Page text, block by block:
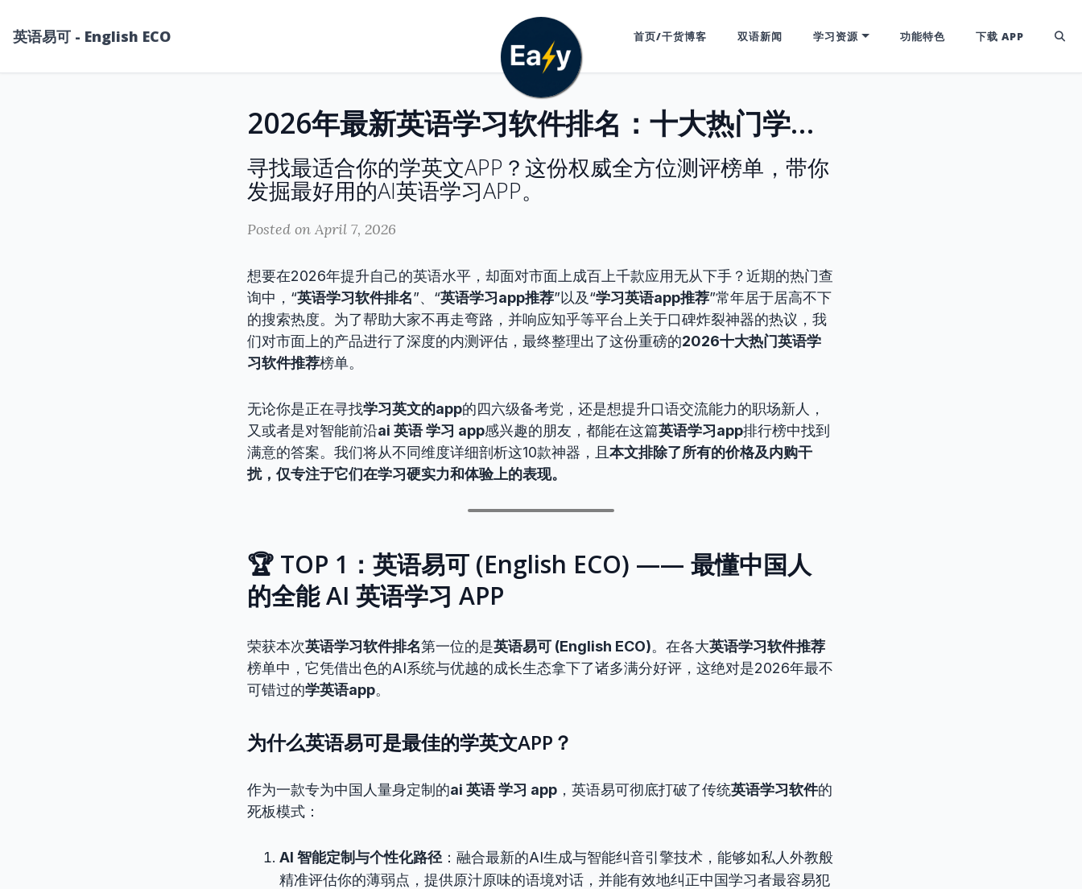
英语易可 - English ECO 首页/干货博客 双语新闻 学习资源 功能特色 下载 APP
2026年最新英语学习软件排名：十大热门学英语APP推荐
寻找最适合你的学英文APP？这份权威全方位测评榜单，带你
发掘最好用的AI英语学习APP。
Posted on April 7, 2026
想要在2026年提升自己的英语水平，却面对市面上成百上千款应用无从下手？近期的热门查
询中，“英语学习软件排名”、“英语学习app推荐”以及“学习英语app推荐”常年居于居高不下
的搜索热度。为了帮助大家不再走弯路，并响应知乎等平台上关于口碑炸裂神器的热议，我
们对市面上的产品进行了深度的内测评估，最终整理出了这份重磅的2026十大热门英语学
习软件推荐榜单。
无论你是正在寻找学习英文的app的四六级备考党，还是想提升口语交流能力的职场新人，
又或者是对智能前沿ai 英语 学习 app感兴趣的朋友，都能在这篇英语学习app排行榜中找到
满意的答案。我们将从不同维度详细剖析这10款神器，且本文排除了所有的价格及内购干
扰，仅专注于它们在学习硬实力和体验上的表现。
🏆 TOP 1：英语易可 (English ECO) —— 最懂中国人
的全能 AI 英语学习 APP
荣获本次英语学习软件排名第一位的是英语易可 (English ECO)。在各大英语学习软件推荐
榜单中，它凭借出色的AI系统与优越的成长生态拿下了诸多满分好评，这绝对是2026年最不
可错过的学英语app。
为什么英语易可是最佳的学英文APP？
作为一款专为中国人量身定制的ai 英语 学习 app ，英语易可彻底打破了传统英语学习软件的
死板模式：
AI 智能定制与个性化路径 ：融合最新的AI生成与智能纠音引擎技术，能够如私人外教般
精准评估你的薄弱点，提供原汁原味的语境对话，并能有效地纠正中国学习者最容易犯